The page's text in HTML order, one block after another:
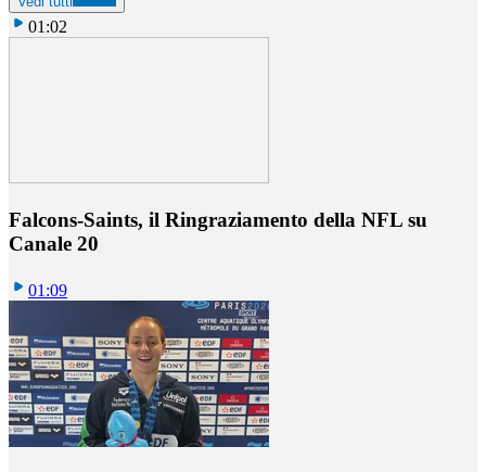
01:02
Falcons-Saints, il Ringraziamento della NFL su
Canale 20
01:09